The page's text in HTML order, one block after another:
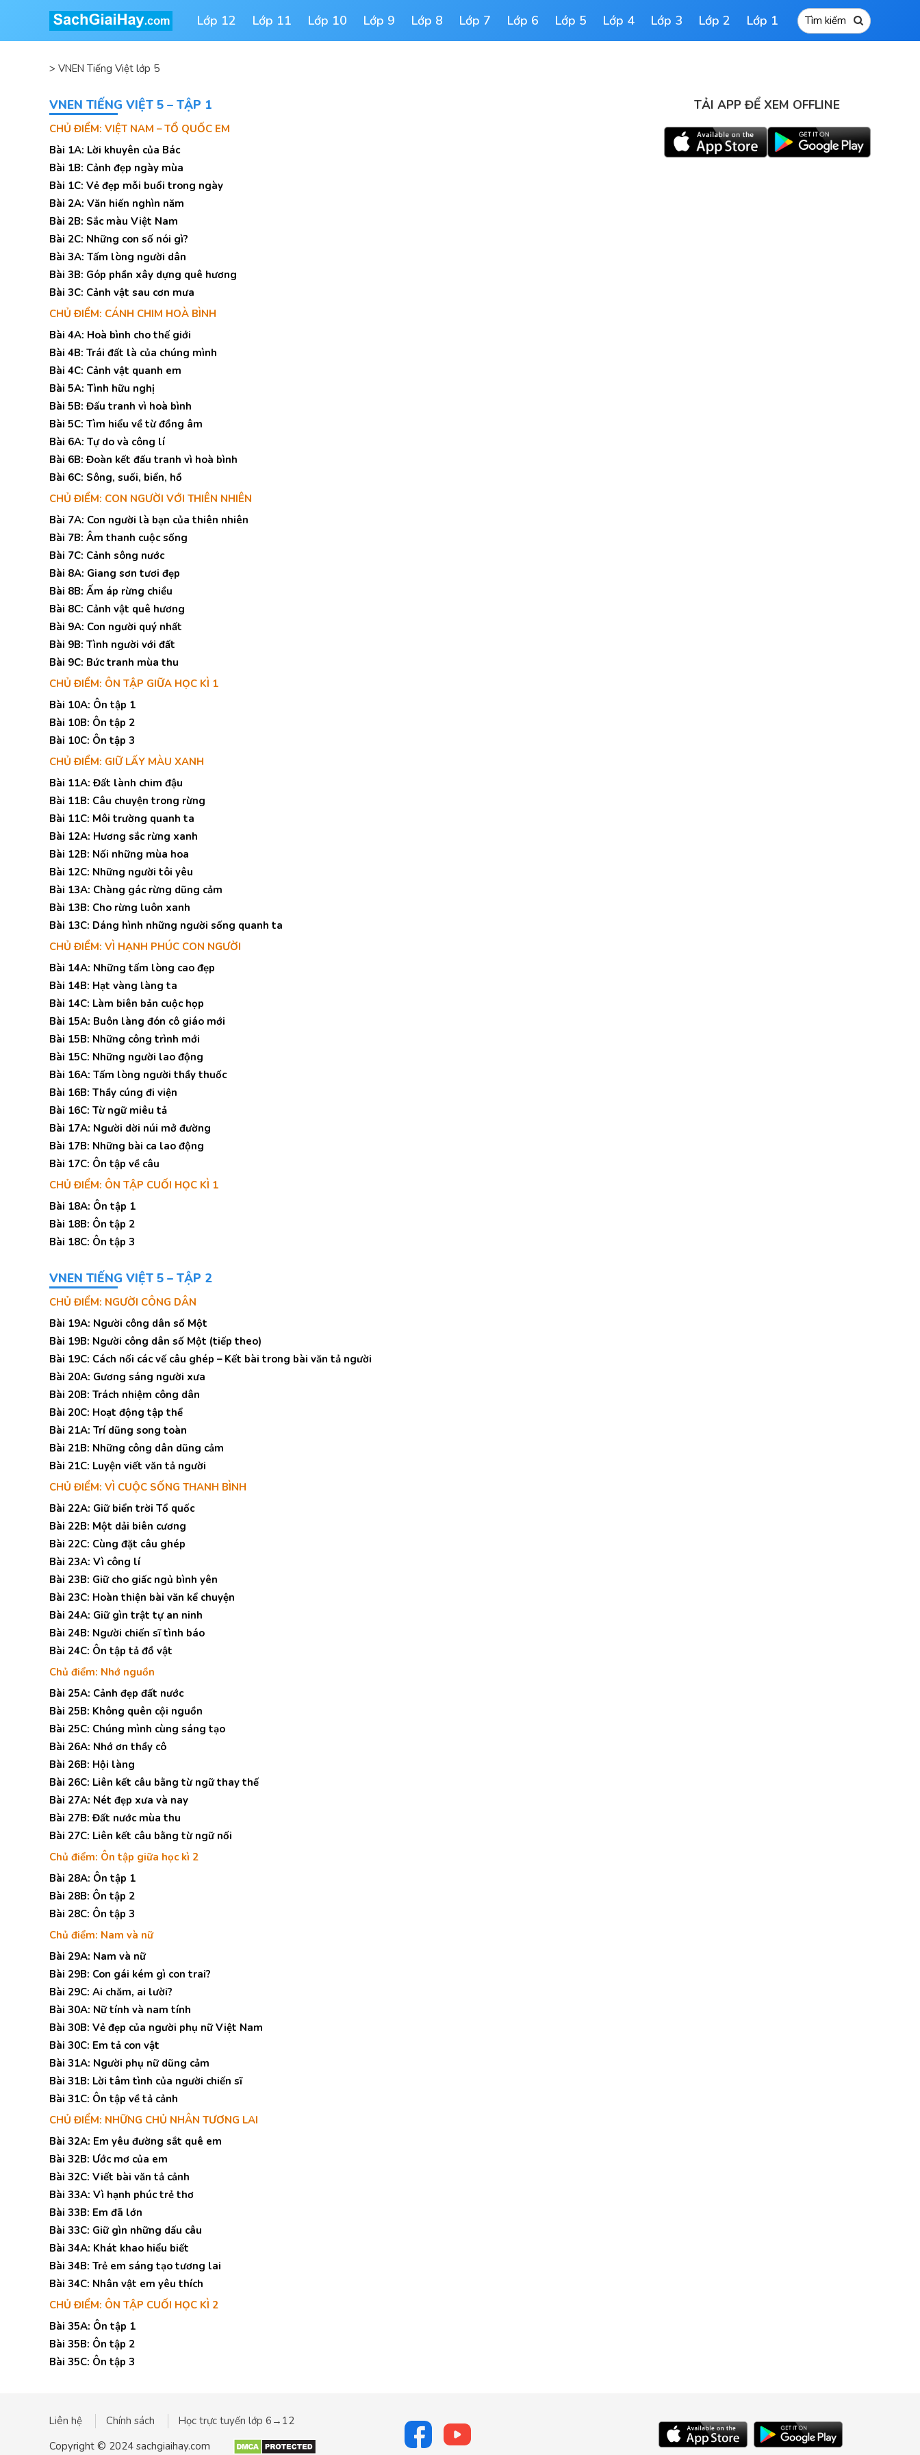
Lớp 12 Lớp 11 Lớp 10 Lớp 9 Lớp 8 Lớp 7 Lớp 6 Lớp 5 Lớp 4 Lớp 3 Lớp 2 Lớp 1
> VNEN Tiếng Việt lớp 5
VNEN TIẾNG VIỆT 5 – TẬP 1
CHỦ ĐIỂM: VIỆT NAM – TỔ QUỐC EM
Bài 1A: Lời khuyên của Bác
Bài 1B: Cảnh đẹp ngày mùa
Bài 1C: Vẻ đẹp mỗi buổi trong ngày
Bài 2A: Văn hiến nghìn năm
Bài 2B: Sắc màu Việt Nam
Bài 2C: Những con số nói gì?
Bài 3A: Tấm lòng người dân
Bài 3B: Góp phần xây dựng quê hương
Bài 3C: Cảnh vật sau cơn mưa
CHỦ ĐIỂM: CÁNH CHIM HOÀ BÌNH
Bài 4A: Hoà bình cho thế giới
Bài 4B: Trái đất là của chúng mình
Bài 4C: Cảnh vật quanh em
Bài 5A: Tình hữu nghị
Bài 5B: Đấu tranh vì hoà bình
Bài 5C: Tìm hiểu về từ đồng âm
Bài 6A: Tự do và công lí
Bài 6B: Đoàn kết đấu tranh vì hoà bình
Bài 6C: Sông, suối, biển, hồ
CHỦ ĐIỂM: CON NGƯỜI VỚI THIÊN NHIÊN
Bài 7A: Con người là bạn của thiên nhiên
Bài 7B: Âm thanh cuộc sống
Bài 7C: Cảnh sông nước
Bài 8A: Giang sơn tươi đẹp
Bài 8B: Ấm áp rừng chiều
Bài 8C: Cảnh vật quê hương
Bài 9A: Con người quý nhất
Bài 9B: Tình người với đất
Bài 9C: Bức tranh mùa thu
CHỦ ĐIỂM: ÔN TẬP GIỮA HỌC KÌ 1
Bài 10A: Ôn tập 1
Bài 10B: Ôn tập 2
Bài 10C: Ôn tập 3
CHỦ ĐIỂM: GIỮ LẤY MÀU XANH
Bài 11A: Đất lành chim đậu
Bài 11B: Câu chuyện trong rừng
Bài 11C: Môi trường quanh ta
Bài 12A: Hương sắc rừng xanh
Bài 12B: Nối những mùa hoa
Bài 12C: Những người tôi yêu
Bài 13A: Chàng gác rừng dũng cảm
Bài 13B: Cho rừng luôn xanh
Bài 13C: Dáng hình những người sống quanh ta
CHỦ ĐIỂM: VÌ HẠNH PHÚC CON NGƯỜI
Bài 14A: Những tấm lòng cao đẹp
Bài 14B: Hạt vàng làng ta
Bài 14C: Làm biên bản cuộc họp
Bài 15A: Buôn làng đón cô giáo mới
Bài 15B: Những công trình mới
Bài 15C: Những người lao động
Bài 16A: Tấm lòng người thầy thuốc
Bài 16B: Thầy cúng đi viện
Bài 16C: Từ ngữ miêu tả
Bài 17A: Người dời núi mở đường
Bài 17B: Những bài ca lao động
Bài 17C: Ôn tập về câu
CHỦ ĐIỂM: ÔN TẬP CUỐI HỌC KÌ 1
Bài 18A: Ôn tập 1
Bài 18B: Ôn tập 2
Bài 18C: Ôn tập 3
VNEN TIẾNG VIỆT 5 – TẬP 2
CHỦ ĐIỂM: NGƯỜI CÔNG DÂN
Bài 19A: Người công dân số Một
Bài 19B: Người công dân số Một (tiếp theo)
Bài 19C: Cách nối các vế câu ghép – Kết bài trong bài văn tả người
Bài 20A: Gương sáng người xưa
Bài 20B: Trách nhiệm công dân
Bài 20C: Hoạt động tập thể
Bài 21A: Trí dũng song toàn
Bài 21B: Những công dân dũng cảm
Bài 21C: Luyện viết văn tả người
CHỦ ĐIỂM: VÌ CUỘC SỐNG THANH BÌNH
Bài 22A: Giữ biển trời Tổ quốc
Bài 22B: Một dải biên cương
Bài 22C: Cùng đặt câu ghép
Bài 23A: Vì công lí
Bài 23B: Giữ cho giấc ngủ bình yên
Bài 23C: Hoàn thiện bài văn kể chuyện
Bài 24A: Giữ gìn trật tự an ninh
Bài 24B: Người chiến sĩ tình báo
Bài 24C: Ôn tập tả đồ vật
Chủ điểm: Nhớ nguồn
Bài 25A: Cảnh đẹp đất nước
Bài 25B: Không quên cội nguồn
Bài 25C: Chúng mình cùng sáng tạo
Bài 26A: Nhớ ơn thầy cô
Bài 26B: Hội làng
Bài 26C: Liên kết câu bằng từ ngữ thay thế
Bài 27A: Nét đẹp xưa và nay
Bài 27B: Đất nước mùa thu
Bài 27C: Liên kết câu bằng từ ngữ nối
Chủ điểm: Ôn tập giữa học kì 2
Bài 28A: Ôn tập 1
Bài 28B: Ôn tập 2
Bài 28C: Ôn tập 3
Chủ điểm: Nam và nữ
Bài 29A: Nam và nữ
Bài 29B: Con gái kém gì con trai?
Bài 29C: Ai chăm, ai lười?
Bài 30A: Nữ tính và nam tính
Bài 30B: Vẻ đẹp của người phụ nữ Việt Nam
Bài 30C: Em tả con vật
Bài 31A: Người phụ nữ dũng cảm
Bài 31B: Lời tâm tình của người chiến sĩ
Bài 31C: Ôn tập về tả cảnh
CHỦ ĐIỂM: NHỮNG CHỦ NHÂN TƯƠNG LAI
Bài 32A: Em yêu đường sắt quê em
Bài 32B: Ước mơ của em
Bài 32C: Viết bài văn tả cảnh
Bài 33A: Vì hạnh phúc trẻ thơ
Bài 33B: Em đã lớn
Bài 33C: Giữ gìn những dấu câu
Bài 34A: Khát khao hiểu biết
Bài 34B: Trẻ em sáng tạo tương lai
Bài 34C: Nhân vật em yêu thích
CHỦ ĐIỂM: ÔN TẬP CUỐI HỌC KÌ 2
Bài 35A: Ôn tập 1
Bài 35B: Ôn tập 2
Bài 35C: Ôn tập 3
TẢI APP ĐỂ XEM OFFLINE
Liên hệ Chính sách
Học trực tuyến lớp 6→12
Copyright © 2024 sachgiaihay.com